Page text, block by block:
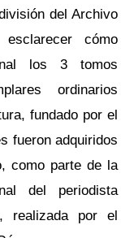
del Archivo
cómo
los 3 tomos
ordinarios
fundado por el
fueron adquiridos
como parte de la
del periodista
realizada por el